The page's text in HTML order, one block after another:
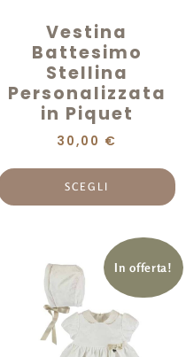
Vestina
Battesimo
Stellina
Personalizzata
in Piquet
30,00 €
SCEGLI
In offerta!